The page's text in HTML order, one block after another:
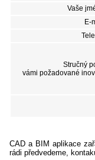
Vaše
E-
Stručný
vámi požadované
CAD a BIM aplikace
rádi předvedeme,